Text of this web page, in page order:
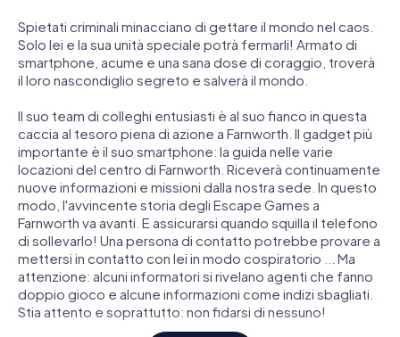
Spietati criminali minacciano di gettare il mondo nel caos.
Solo lei e la sua unità speciale potrà fermarli! Armato di
smartphone, acume e una sana dose di coraggio, troverà
il loro nascondiglio segreto e salverà il mondo.
Il suo team di colleghi entusiasti è al suo fianco in questa
caccia al tesoro piena di azione a Farnworth. Il gadget più
importante è il suo smartphone: la guida nelle varie
locazioni del centro di Farnworth. Riceverà continuamente
nuove informazioni e missioni dalla nostra sede. In questo
modo, l'avvincente storia degli Escape Games a
Farnworth va avanti. E assicurarsi quando squilla il telefono
di sollevarlo! Una persona di contatto potrebbe provare a
mettersi in contatto con lei in modo cospiratorio ... Ma
attenzione: alcuni informatori si rivelano agenti che fanno
doppio gioco e alcune informazioni come indizi sbagliati.
Stia attento e soprattutto: non fidarsi di nessuno!